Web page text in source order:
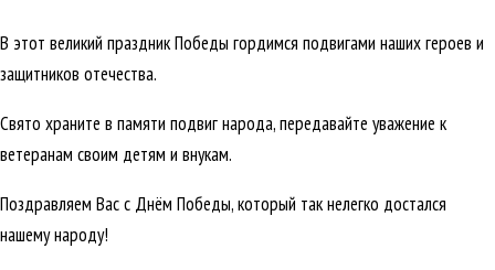
В этот великий праздник Победы гордимся подвигами наших героев и
защитников отечества.
Свято храните в памяти подвиг народа, передавайте уважение к
ветеранам своим детям и внукам.
Поздравляем Вас с Днём Победы, который так нелегко достался
нашему народу!